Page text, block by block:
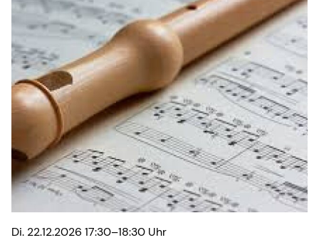
Di. 22.12.2026 17:30–18:30 Uhr